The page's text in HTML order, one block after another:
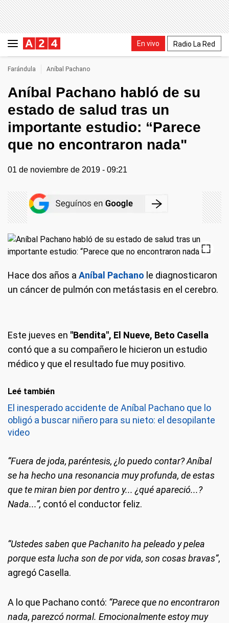
En vivo Radio La Red
Farándula Aníbal Pachano
Aníbal Pachano habló de su
estado de salud tras un
importante estudio: “Parece
que no encontraron nada"
01 de noviembre de 2019 - 09:21
Hace dos años a Aníbal Pachano le diagnosticaron
un cáncer de pulmón con metástasis en el cerebro.
Este jueves en "Bendita", El Nueve, Beto Casella
contó que a su compañero le hicieron un estudio
médico y que el resultado fue muy positivo.
Leé también
El inesperado accidente de Aníbal Pachano que lo
obligó a buscar niñero para su nieto: el desopilante
video
“Fuera de joda, paréntesis, ¿lo puedo contar? Aníbal
se ha hecho una resonancia muy profunda, de estas
que te miran bien por dentro y... ¿qué apareció...?
Nada...”, contó el conductor feliz.
“Ustedes saben que Pachanito ha peleado y pelea
porque esta lucha son de por vida, son cosas bravas”,
agregó Casella.
A lo que Pachano contó: “Parece que no encontraron
nada, parezcó normal. Emocionalmente estoy muy